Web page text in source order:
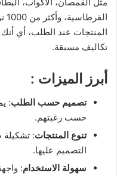
المنتجات عند الطلب، أي
تكاليف مسبقة.
أبرز الميزات :
تصميم حسب الطلب:
حسب رغبتهم.
تنوع المنتجات:
التصميم عليها.
سهولة الاستخدام: